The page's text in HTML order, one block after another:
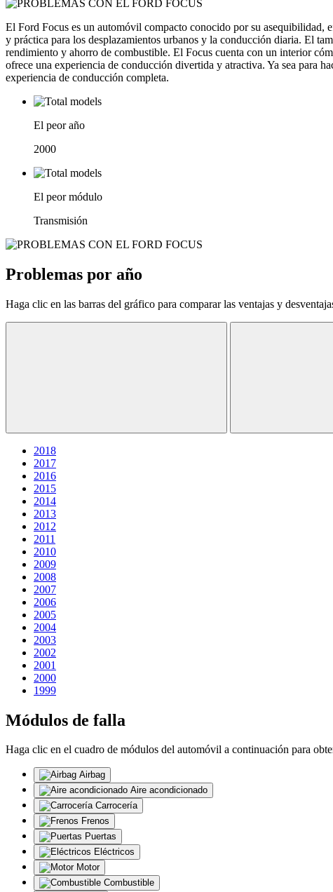
El Ford Focus es un automóvil compacto conocido por su asequibilidad,
y práctica para los desplazamientos urbanos y la conducción diaria. El
rendimiento y ahorro de combustible. El Focus cuenta con un interior
ofrece una experiencia de conducción divertida y atractiva. Ya sea para
experiencia de conducción completa.
El peor año
2000
El peor módulo
Transmisión
Problemas por año
Haga clic en las barras del gráfico para comparar las ventajas y
2018
2017
2016
2015
2014
2013
2012
2011
2010
2009
2008
2007
2006
2005
2004
2003
2002
2001
2000
1999
Módulos de falla
Haga clic en el cuadro de módulos del automóvil a continuación para
Airbag
Aire acondicionado
Carrocería
Frenos
Puertas
Eléctricos
Motor
Combustible